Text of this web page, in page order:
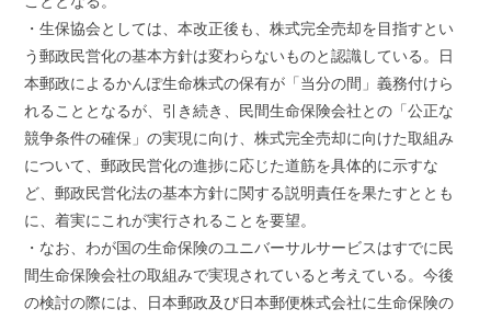
・生保協会としては、本改正後も、株式完全売却を目指すとい
う郵政民営化の基本方針は変わらないものと認識している。日
本郵政によるかんぽ生命株式の保有が「当分の間」義務付けら
れることとなるが、引き続き、民間生命保険会社との「公正な
競争条件の確保」の実現に向け、株式完全売却に向けた取組み
について、郵政民営化の進捗に応じた道筋を具体的に示すな
ど、郵政民営化法の基本方針に関する説明責任を果たすととも
に、着実にこれが実行されることを要望。
・なお、わが国の生命保険のユニバーサルサービスはすでに民
間生命保険会社の取組みで実現されていると考えている。今後
の検討の際には、日本郵政及び日本郵便株式会社に生命保険の